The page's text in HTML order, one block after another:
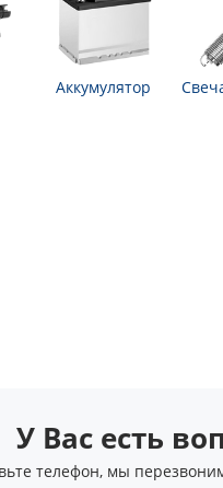
Аккумулятор
У Вас есть
телефон, мы